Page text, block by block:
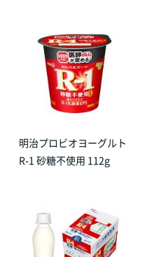
明治プロビオヨーグルト
R-1 砂糖不使用 112g